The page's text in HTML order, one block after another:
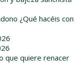
¿Qué hacéis con
que quiere renacer